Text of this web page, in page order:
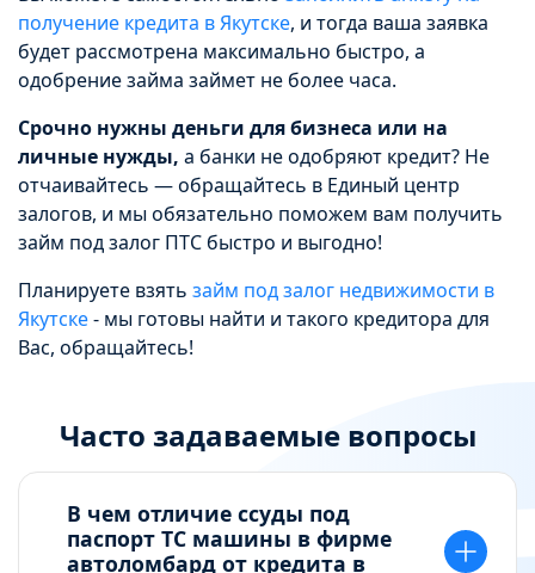
получение кредита в Якутске, и тогда ваша заявка
будет рассмотрена максимально быстро, а
одобрение займа займет не более часа.
Срочно нужны деньги для бизнеса или на
личные нужды, а банки не одобряют кредит? Не
отчаивайтесь — обращайтесь в Единый центр
залогов, и мы обязательно поможем вам получить
займ под залог ПТС быстро и выгодно!
Планируете взять займ под залог недвижимости в
Якутске- мы готовы найти и такого кредитора для
Вас, обращайтесь!
Часто задаваемые вопросы
В чем отличие ссуды под
паспорт ТС машины в фирме
автоломбард от кредита в